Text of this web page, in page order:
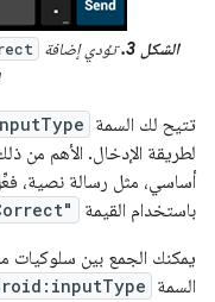
الشكل 3. تؤدي إضافة
تتيح لك السمة
لطريقة الإدخال. الأهم من
أساسي، مثل رسالة نصية،
باستخدام القيمة
يمكنك الجمع بين سلوكيات
السمة